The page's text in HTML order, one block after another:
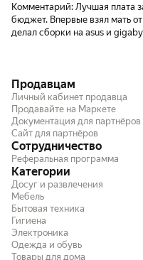
Комментарий: Лучшая плата
бюджет. Впервые взял мать от
делал сборки на asus и
слоте ссд. Но для H чипсета
критично. Радует, что сразу
оперативки 3200 в xmp, без
запустилась и выдержала
их сломанным биосом не
брать нужную частоту. Однако
раньше не встречал в других
так это защитная заглушка
плажке I/O (которую нужно
заранее, до установки
в корпус). Тут косяк мой,
проверить. Однако
покупателей, проверьте
чем устанавливать
Продавцам
Личный кабинет продавца
Продавайте на Маркете
Документация для партнёров
Сайт для партнёров
Сотрудничество
Реферальная программа
Категории
Досуг и развлечения
Мебель
Бытовая техника
Гигиена
Электроника
Одежда и обувь
Товары для дома